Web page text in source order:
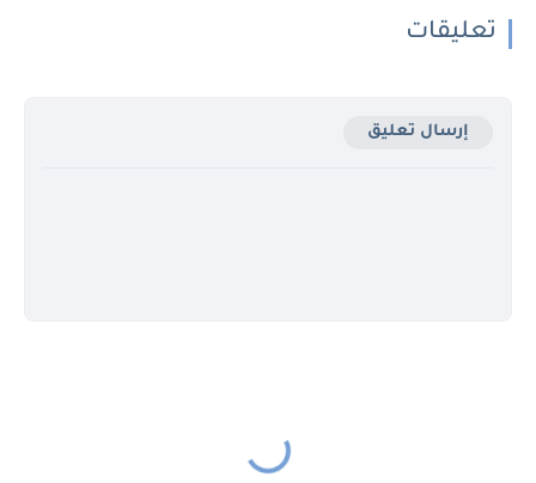
تعليقات
إرسال تعليق